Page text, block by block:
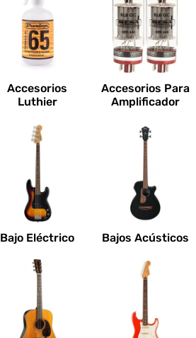
Accesorios
Luthier
Accesorios Para
Amplificador
Bajo Eléctrico Bajos Acústicos